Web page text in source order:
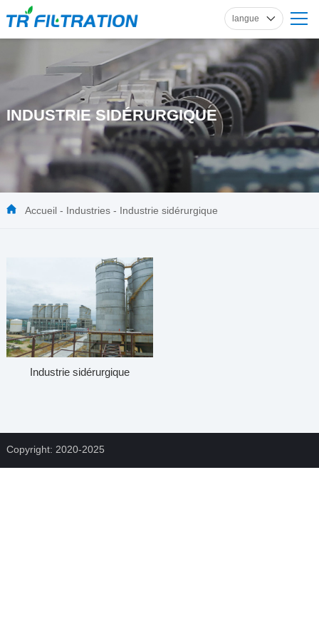
langue
anglais
russe
français
espagnol
allemand
INDUSTRIE SIDÉRURGIQUE
Accueil- Industries- Industrie sidérurgique
Industrie sidérurgique
Copyright: 2020-2025